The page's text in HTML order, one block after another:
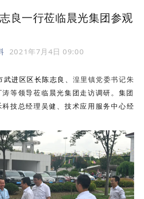
良一行莅临晨光集团参观
2021年7月4日 09:00
进区区长陈志良、 湟里镇党委书记朱
涛等领导莅临晨光集团走访调研。集团
技总经理吴健、技术应用服务中心经